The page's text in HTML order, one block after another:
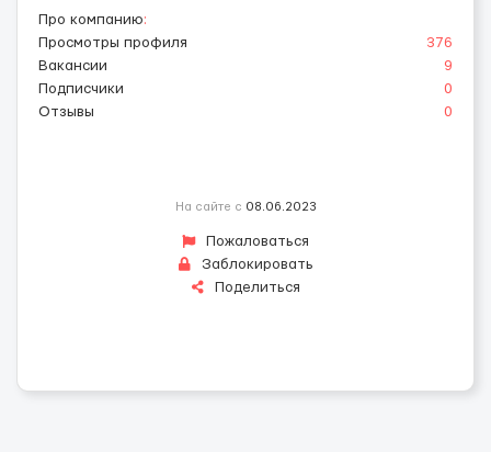
Про компанию:
Просмотры профиля
376
Вакансии
9
Подписчики
0
Отзывы
0
На сайте с 08.06.2023
Пожаловаться
Заблокировать
Поделиться